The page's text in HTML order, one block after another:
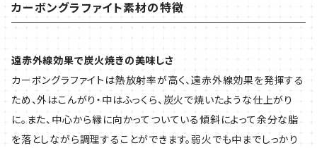
カーボングラファイト素材の特徴
遠赤外線効果で炭火焼きの美味しさ
カーボングラファイトは熱放射率が高く、遠赤外線効果を発揮する
ため、外はこんがり・中はふっくら、炭火で焼いたような仕上がり
に。また、中心から縁に向かってついている傾斜によって余分な脂
を落としながら調理することができます。弱火でも中までしっかり